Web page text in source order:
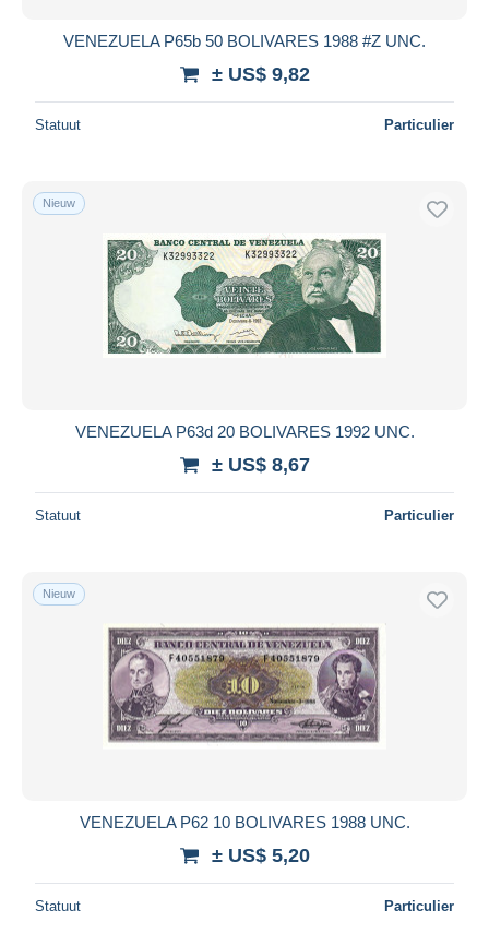
VENEZUELA P65b 50 BOLIVARES 1988 #Z UNC.
± US$ 9,82
Statuut Particulier
Nieuw
VENEZUELA P63d 20 BOLIVARES 1992 UNC.
± US$ 8,67
Statuut Particulier
Nieuw
VENEZUELA P62 10 BOLIVARES 1988 UNC.
± US$ 5,20
Statuut Particulier